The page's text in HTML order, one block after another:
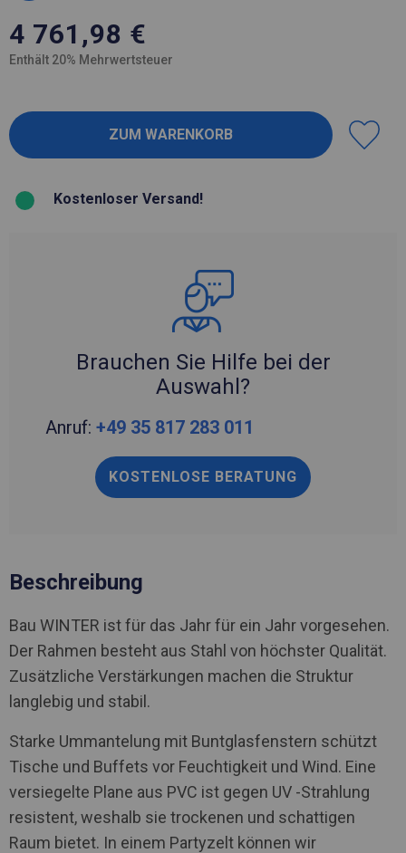
4 761,98 €
Enthält 20% Mehrwertsteuer
Kostenloser Versand!
Brauchen Sie Hilfe bei der
Auswahl?
Anruf: +49 35 817 283 011
KOSTENLOSE BERATUNG
Beschreibung
Bau WINTER ist für das Jahr für ein Jahr vorgesehen.
Der Rahmen besteht aus Stahl von höchster Qualität.
Zusätzliche Verstärkungen machen die Struktur
langlebig und stabil.
Starke Ummantelung mit Buntglasfenstern schützt
Tische und Buffets vor Feuchtigkeit und Wind. Eine
versiegelte Plane aus PVC ist gegen UV -Strahlung
resistent, weshalb sie trockenen und schattigen
Raum bietet. In einem Partyzelt können wir